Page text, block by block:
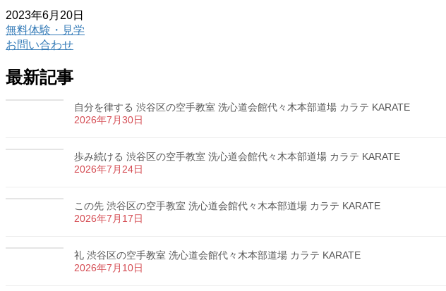
2023年6月20日
無料体験・見学
お問い合わせ
最新記事
自分を律する 渋谷区の空手教室 洗心道会館代々木本部道場 カラテ KARATE
2026年7月30日
歩み続ける 渋谷区の空手教室 洗心道会館代々木本部道場 カラテ KARATE
2026年7月24日
この先 渋谷区の空手教室 洗心道会館代々木本部道場 カラテ KARATE
2026年7月17日
礼 渋谷区の空手教室 洗心道会館代々木本部道場 カラテ KARATE
2026年7月10日